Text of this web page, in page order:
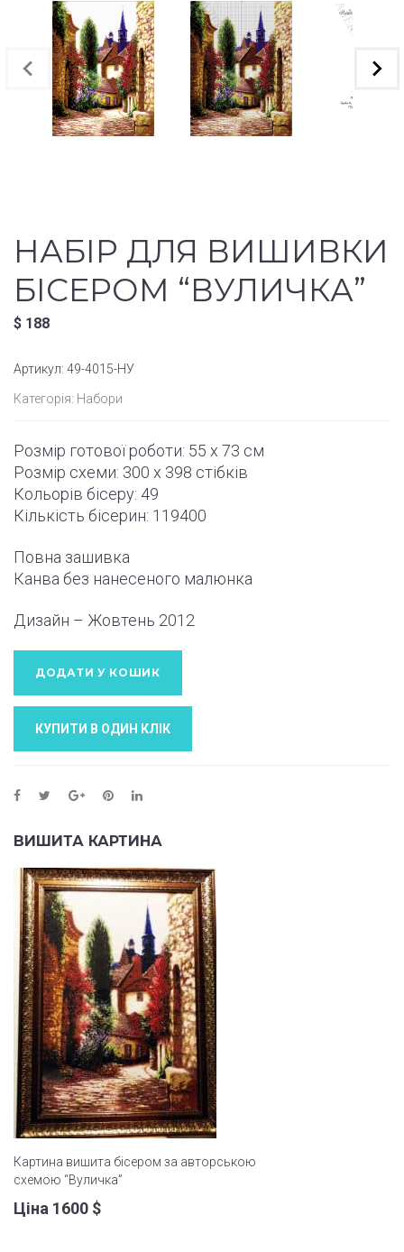
НАБІР ДЛЯ ВИШИВКИ
БІСЕРОМ “ВУЛИЧКА”
$ 188
Артикул: 49-4015-НУ
Категорія: Набори
Розмір готової роботи: 55 x 73 см
Розмір схеми: 300 x 398 стібків
Кольорів бісеру: 49
Кількість бісерин: 119400
Повна зашивка
Канва без нанесеного малюнка
Дизайн – Жовтень 2012
ДОДАТИ У КОШИК
КУПИТИ В ОДИН КЛIК
ВИШИТА КАРТИНА
Картина вишита бісером за авторською
схемою “Вуличка”
Ціна 1600 $